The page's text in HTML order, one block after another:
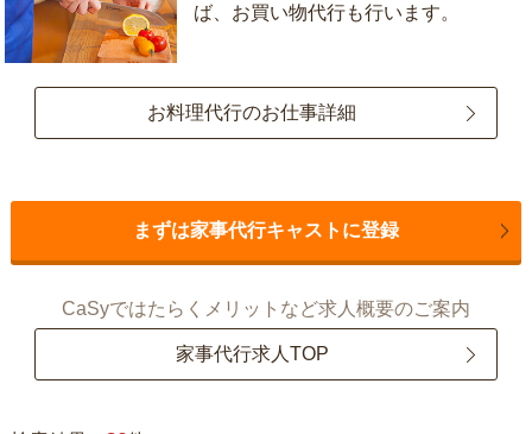
ば、お買い物代行も行います。
お料理代行のお仕事詳細
まずは家事代行キャストに登録
CaSyではたらくメリットなど求人概要のご案内
家事代行求人TOP